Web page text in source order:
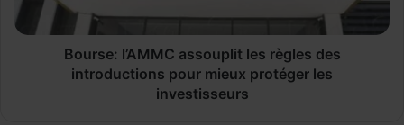
pour
mieux
Bourse: l’AMMC assouplit les règles des
introductions pour mieux protéger les
investisseurs